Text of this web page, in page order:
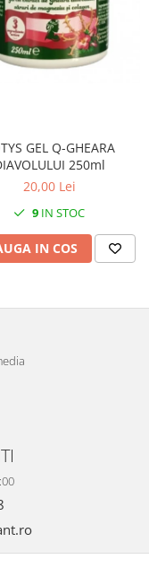
GEL Q-GHEARA
250ml
20,00 Lei
9 IN STOC
IN COS